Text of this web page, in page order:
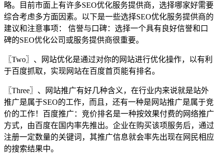
略。目前市面上有许多SEO优化服务提供商，选择哪家好需要
综合考虑多方面因素。以下是一些选择SEO优化服务提供商的
建议和注意事项： 信誉与口碑：选择一个具有良好信誉和口
碑的SEO优化公司或服务提供商很重要。
〖Two〗、网站优化是通过对你的网站进行优化操作，以有利
于百度抓取，实现网站在百度首页能有排名。
〖Three〗、网站推广有好几种含义，在行业内来说就是站外
推广是属于SEO的工作，而且，还有一种是网站推广是属于竞
价的工作！百度推广：竞价排名是一种按效果付费的网络推广
方式，由百度在国内率先推出。企业在购买该项服务后，通过
注册一定数量的关键词，其推广信息就会率先出现在网民相应
的搜索结果中。